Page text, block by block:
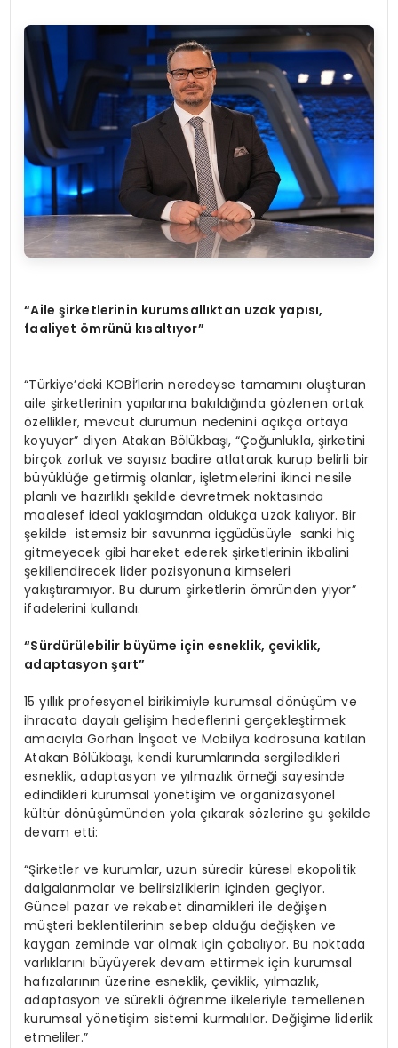
“Aile şirketlerinin kurumsallıktan uzak yapısı,
faaliyet ömrünü kısaltıyor”
“Türkiye’deki KOBİ’lerin neredeyse tamamını oluşturan
aile şirketlerinin yapılarına bakıldığında gözlenen ortak
özellikler, mevcut durumun nedenini açıkça ortaya
koyuyor” diyen Atakan Bölükbaşı, “Çoğunlukla, şirketini
birçok zorluk ve sayısız badire atlatarak kurup belirli bir
büyüklüğe getirmiş olanlar, işletmelerini ikinci nesile
planlı ve hazırlıklı şekilde devretmek noktasında
maalesef ideal yaklaşımdan oldukça uzak kalıyor. Bir
şekilde istemsiz bir savunma içgüdüsüyle sanki hiç
gitmeyecek gibi hareket ederek şirketlerinin ikbalini
şekillendirecek lider pozisyonuna kimseleri
yakıştıramıyor. Bu durum şirketlerin ömründen yiyor”
ifadelerini kullandı.
“Sürdürülebilir büyüme için esneklik, çeviklik,
adaptasyon şart”
15 yıllık profesyonel birikimiyle kurumsal dönüşüm ve
ihracata dayalı gelişim hedeflerini gerçekleştirmek
amacıyla Görhan İnşaat ve Mobilya kadrosuna katılan
Atakan Bölükbaşı, kendi kurumlarında sergiledikleri
esneklik, adaptasyon ve yılmazlık örneği sayesinde
edindikleri kurumsal yönetişim ve organizasyonel
kültür dönüşümünden yola çıkarak sözlerine şu şekilde
devam etti:
“Şirketler ve kurumlar, uzun süredir küresel ekopolitik
dalgalanmalar ve belirsizliklerin içinden geçiyor.
Güncel pazar ve rekabet dinamikleri ile değişen
müşteri beklentilerinin sebep olduğu değişken ve
kaygan zeminde var olmak için çabalıyor. Bu noktada
varlıklarını büyüyerek devam ettirmek için kurumsal
hafızalarının üzerine esneklik, çeviklik, yılmazlık,
adaptasyon ve sürekli öğrenme ilkeleriyle temellenen
kurumsal yönetişim sistemi kurmalılar. Değişime liderlik
etmeliler.”